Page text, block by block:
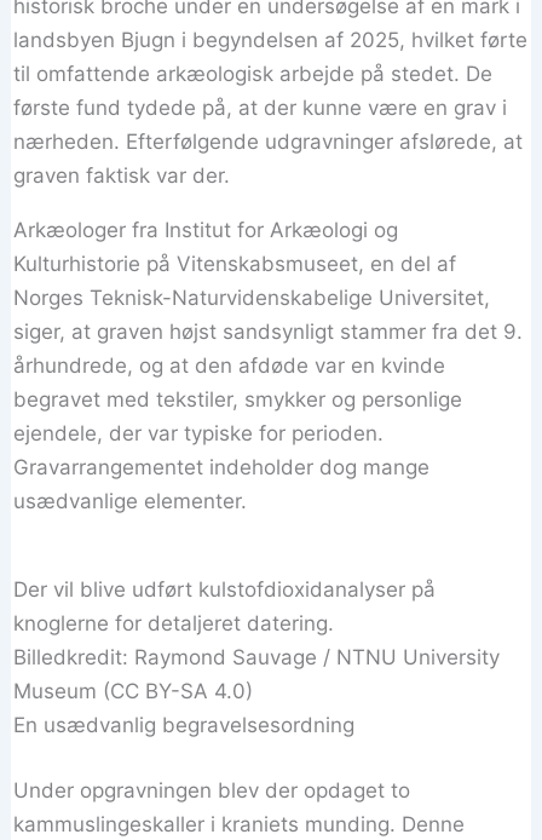
historisk broche under en undersøgelse af en mark i
landsbyen Bjugn i begyndelsen af ​​2025, hvilket førte
til omfattende arkæologisk arbejde på stedet. De
første fund tydede på, at der kunne være en grav i
nærheden. Efterfølgende udgravninger afslørede, at
graven faktisk var der.
Arkæologer fra Institut for Arkæologi og
Kulturhistorie på Vitenskabsmuseet, en del af
Norges Teknisk-Naturvidenskabelige Universitet,
siger, at graven højst sandsynligt stammer fra det 9.
århundrede, og at den afdøde var en kvinde
begravet med tekstiler, smykker og personlige
ejendele, der var typiske for perioden.
Gravarrangementet indeholder dog mange
usædvanlige elementer.
Der vil blive udført kulstofdioxidanalyser på
knoglerne for detaljeret datering.
Billedkredit: Raymond Sauvage / NTNU University
Museum (CC BY-SA 4.0)
En usædvanlig begravelsesordning
Under opgravningen blev der opdaget to
kammuslingeskaller i kraniets munding. Denne